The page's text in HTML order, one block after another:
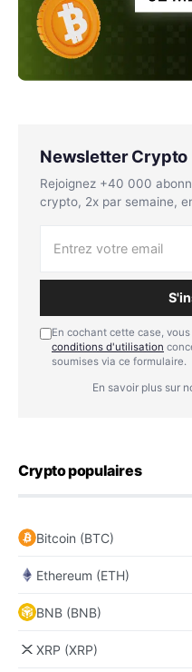
Newsletter Crypto
Rejoignez +40 000
crypto, 2x par semaine,
En cochant cette case,
conditions d'utilisation
soumises via ce formulaire.
En savoir plus sur
Crypto populaires
Bitcoin (BTC)
Ethereum (ETH)
BNB (BNB)
XRP (XRP)